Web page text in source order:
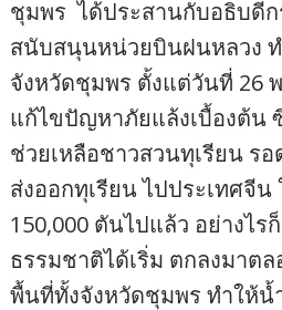
ชุมพร ได้ประสานกับอธิบดี
สนับสนุนหน่วยบินฝนหลวง
จังหวัดชุมพร ตั้งแต่วันที่ 26
แก้ไขปัญหาภัยแล้งเบื้องต้น
ช่วยเหลือชาวสวนทุเรียน ร
ส่งออกทุเรียน ไปประเทศจี
150,000 ตันไปแล้ว อย่างไ
ธรรมชาติได้เริ่ม ตกลงมาต
พื้นที่ทั้งจังหวัดชุมพร ทำให้น้